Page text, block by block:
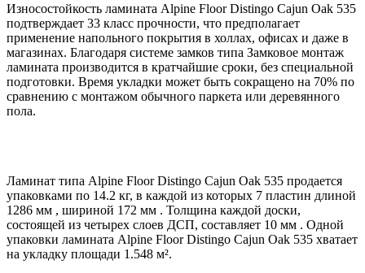
Износостойкость ламината Alpine Floor Distingo Cajun Oak 535
подтверждает 33 класс прочности, что предполагает
применение напольного покрытия в холлах, офисах и даже в
магазинах. Благодаря системе замков типа Замковое монтаж
ламината производится в кратчайшие сроки, без специальной
подготовки. Время укладки может быть сокращено на 70% по
сравнению с монтажом обычного паркета или деревянного
пола.
Ламинат типа Alpine Floor Distingo Cajun Oak 535 продается
упаковками по 14.2 кг, в каждой из которых 7 пластин длиной
1286 мм , шириной 172 мм . Толщина каждой доски,
состоящей из четырех слоев ДСП, составляет 10 мм . Одной
упаковки ламината Alpine Floor Distingo Cajun Oak 535 хватает
на укладку площади 1.548 м².